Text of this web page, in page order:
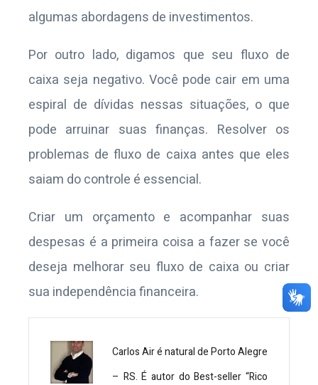
algumas abordagens de investimentos.
Por outro lado, digamos que seu fluxo de
caixa seja negativo. Você pode cair em uma
espiral de dívidas nessas situações, o que
pode arruinar suas finanças. Resolver os
problemas de fluxo de caixa antes que eles
saiam do controle é essencial.
Criar um orçamento e acompanhar suas
despesas é a primeira coisa a fazer se você
deseja melhorar seu fluxo de caixa ou criar
sua independência financeira.
Carlos Air é natural de Porto Alegre
– RS. É autor do Best-seller “Rico